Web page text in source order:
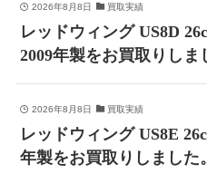
2026年8月8日 買取実績
レッドウィング US8D
2009年製をお買取りしま
2026年8月8日 買取実績
レッドウィング US8E
年製をお買取りしました。